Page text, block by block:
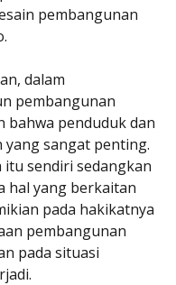
pembangunan
dalam
pembangunan
bahwa penduduk dan
yang sangat penting.
sendiri sedangkan
hal yang berkaitan
pada hakikatnya
pembangunan
pada situasi